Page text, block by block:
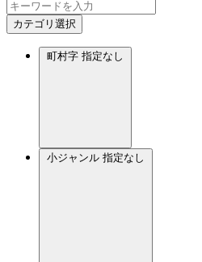
カテゴリ選択
町村字 指定なし
小ジャンル 指定なし